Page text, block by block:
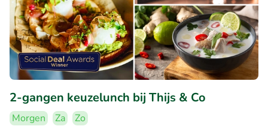
2-gangen keuzelunch bij Thijs & Co
Morgen Za
Zo